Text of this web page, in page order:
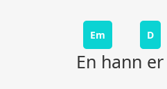
Em D
En hann